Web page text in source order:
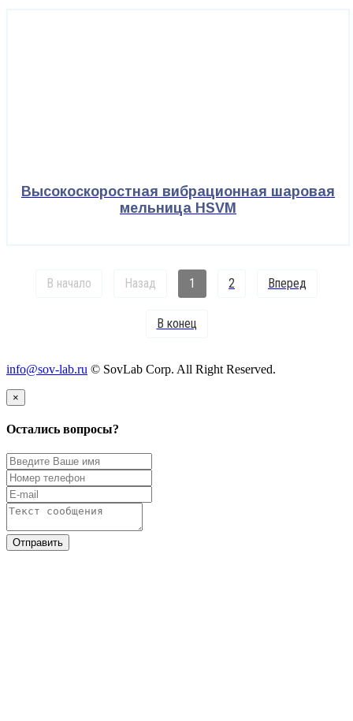
Высокоскоростная вибрационная шаровая
мельница HSVM
В начало Назад 1 2 Вперед
В конец
info@sov-lab.ru © SovLab Corp. All Right Reserved.
×
Остались вопросы?